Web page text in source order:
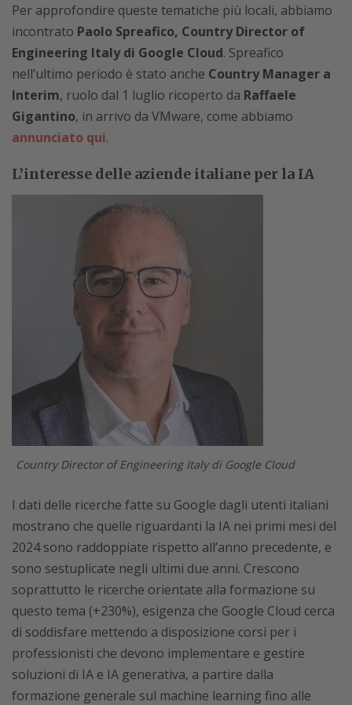
Per approfondire queste tematiche più locali, abbiamo
incontrato Paolo Spreafico, Country Director of
Engineering Italy di Google Cloud. Spreafico
nell’ultimo periodo è stato anche Country Manager a
Interim, ruolo dal 1 luglio ricoperto da Raffaele
Gigantino, in arrivo da VMware, come abbiamo
annunciato qui.
L’interesse delle aziende italiane per la IA
Country Director of Engineering Italy di Google Cloud
I dati delle ricerche fatte su Google dagli utenti italiani
mostrano che quelle riguardanti la IA nei primi mesi del
2024 sono raddoppiate rispetto all’anno precedente, e
sono sestuplicate negli ultimi due anni. Crescono
soprattutto le ricerche orientate alla formazione su
questo tema (+230%), esigenza che Google Cloud cerca
di soddisfare mettendo a disposizione corsi per i
professionisti che devono implementare e gestire
soluzioni di IA e IA generativa, a partire dalla
formazione generale sul machine learning fino alle